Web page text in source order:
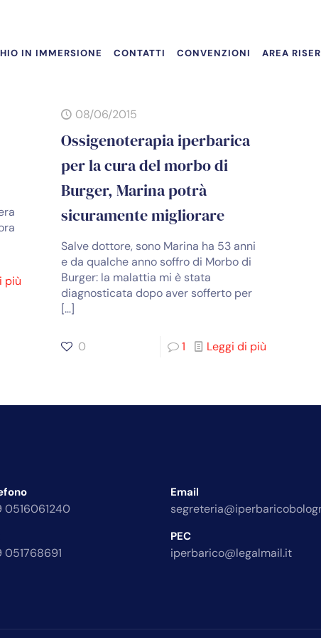
IN IMMERSIONE CONTATTI CONVENZIONI AREA
più
08/06/2015
Ossigenoterapia iperbarica
per la cura del morbo di
Burger, Marina potrà
sicuramente migliorare
Salve dottore, sono Marina ha 53 anni
e da qualche anno soffro di Morbo di
Burger: la malattia mi è stata
diagnosticata dopo aver sofferto per
[…]
0 1 Leggi di più
0516061240
051768691
Email
PEC
iperbarico@legalmail.it